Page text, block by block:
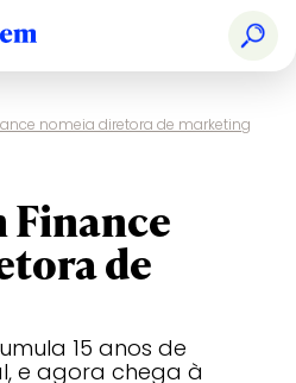
nomeia diretora de marketing
Finance
de
15 anos de
e agora chega à